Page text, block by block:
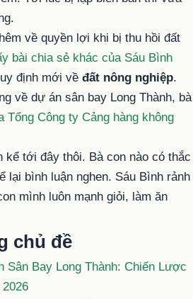
về quyền lợi khi bị thu hồi đất
bài chia sẻ khác của Sáu Bình
định mới về đất nông nghiệp.
về dự án sân bay Long Thành, bà
Tổng Công ty Cảng hàng không
kể tới đây thôi. Bà con nào có thắc
lại bình luận nghen. Sáu Bình rảnh
mình luôn mạnh giỏi, làm ăn
chủ đề
Sân Bay Long Thành: Chiến Lược